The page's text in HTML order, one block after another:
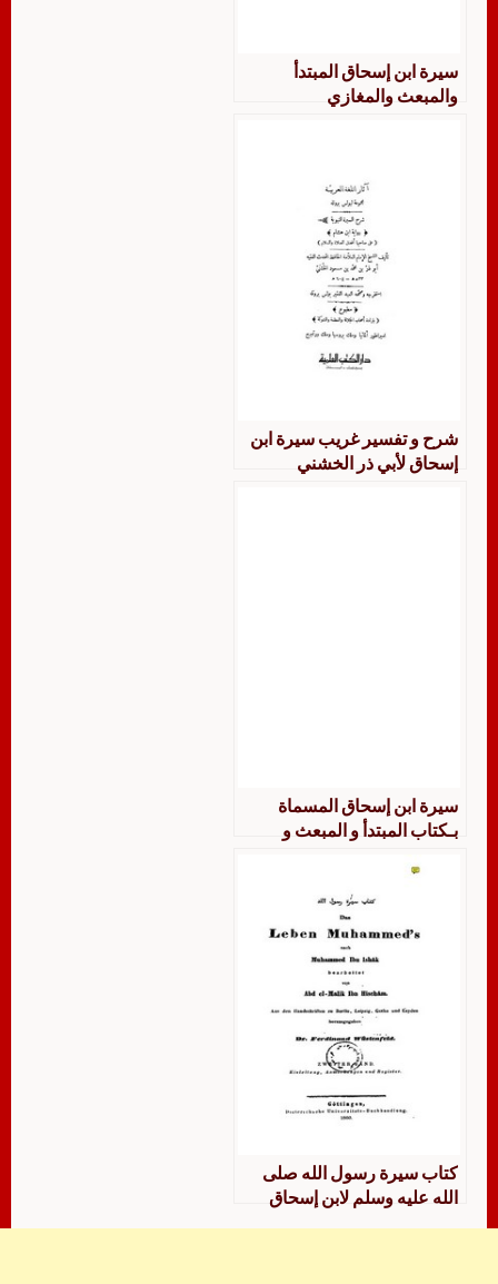
سيرة ابن إسحاق المبتدأ
والمبعث والمغازي
شرح و تفسير غريب سيرة ابن
إسحاق لأبي ذر الخشني
سيرة ابن إسحاق المسماة
بـكتاب المبتدأ و المبعث و
كتاب سيرة رسول الله صلى
الله عليه وسلم لابن إسحاق